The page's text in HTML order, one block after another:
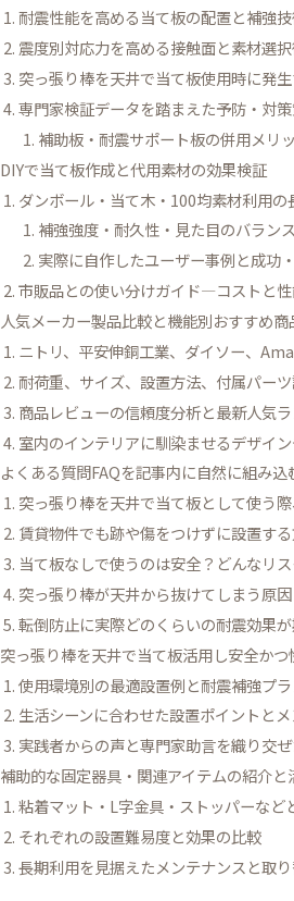
耐震性能を高める当て板の配置と補強
震度別対応力を高める接触面と素材選
突っ張り棒を天井で当て板使用時に発
専門家検証データを踏まえた予防・対
補助板・耐震サポート板の併用メリ
DIYで当て板作成と代用素材の効果検証
ダンボール・当て木・100均素材利用
補強強度・耐久性・見た目のバラン
実際に自作したユーザー事例と成功
市販品との使い分けガイド―コストと
人気メーカー製品比較と機能別おすすめ
ニトリ、平安伸銅工業、ダイソー、
耐荷重、サイズ、設置方法、付属パー
商品レビューの信頼度分析と最新人気
室内のインテリアに馴染ませるデザイ
よくある質問FAQを記事内に自然に組み
突っ張り棒を天井で当て板として使う
賃貸物件でも跡や傷をつけずに設置す
当て板なしで使うのは安全？どんなリ
突っ張り棒が天井から抜けてしまう原
転倒防止に実際どのくらいの耐震効果
突っ張り棒を天井で当て板活用し安全か
使用環境別の最適設置例と耐震補強プ
生活シーンに合わせた設置ポイントと
実践者からの声と専門家助言を織り交
補助的な固定器具・関連アイテムの紹介と
粘着マット・L字金具・ストッパーなど
それぞれの設置難易度と効果の比較
長期利用を見据えたメンテナンスと取